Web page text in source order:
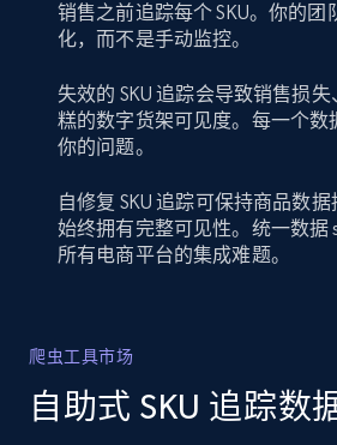
销售之前追踪每个 SKU。你的团
化，而不是手动监控。
失效的 SKU 追踪会导致销售损
糕的数字货架可见度。每一个数
你的问题。
自修复 SKU 追踪可保持商品数
始终拥有完整可见性。统一数据
所有电商平台的集成难题。
爬虫工具市场
自助式 SKU 追踪数